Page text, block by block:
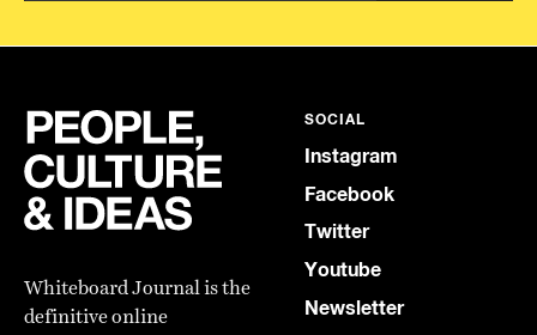
Whiteboard Journal is the
definitive online
SOCIAL
Instagram
Facebook
Twitter
Youtube
Newsletter